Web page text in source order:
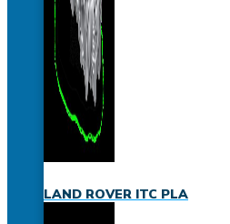
LAND ROVER ITC PLA